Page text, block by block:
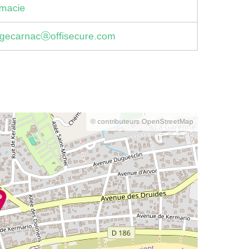
© contributeurs OpenStreetMap